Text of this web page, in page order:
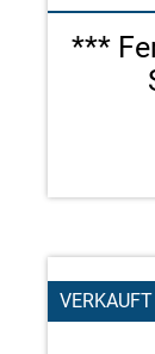
***
VERKAUFT